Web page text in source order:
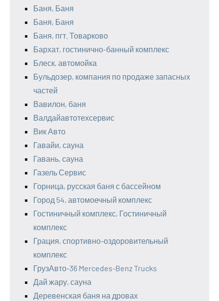
Баня, Баня
Баня, Баня
Баня, пгт. Товарково
Бархат, гостинично-банный комплекс
Блеск, автомойка
Бульдозер, компания по продаже запасных
частей
Вавилон, баня
Валдайавтотехсервис
Вик Авто
Гавайи, сауна
Гавань, сауна
Газель Сервис
Горница, русская баня с бассейном
Город 54, автомоечный комплекс
Гостиничный комплекс, Гостиничный
комплекс
Грация, спортивно-оздоровительный
комплекс
ГрузАвто-36 Mercedes-Benz Trucks
Дай жару, сауна
Деревенская баня на дровах